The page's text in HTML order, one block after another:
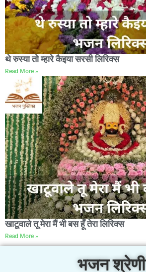
थे रुस्या तो म्हारे कैइया सरसी लिरिक्स
Read More »
खाटूवाले तू मेरा मैं भी बस हूँ तेरा लिरिक्स
Read More »
भजन श्रेणी